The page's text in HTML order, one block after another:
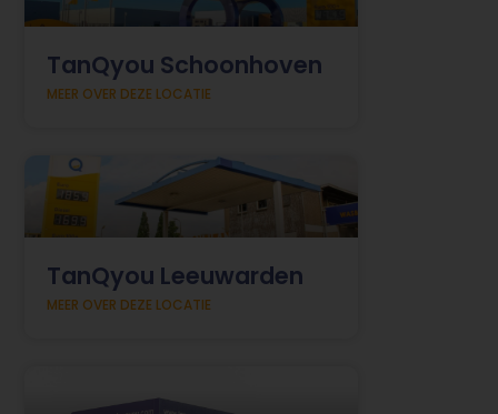
TanQyou Schoonhoven
MEER OVER DEZE LOCATIE
TanQyou Leeuwarden
MEER OVER DEZE LOCATIE